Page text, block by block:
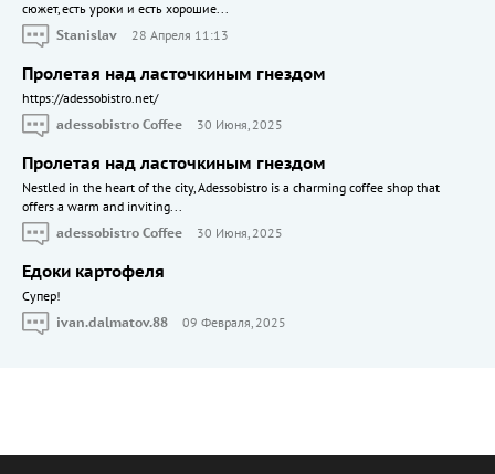
сюжет, есть уроки и есть хорошие...
Stanislav
28 Апреля 11:13
Пролетая над ласточкиным гнездом
https://adessobistro.net/
adessobistro Coffee
30 Июня, 2025
Пролетая над ласточкиным гнездом
Nestled in the heart of the city, Adessobistro is a charming coffee shop that
offers a warm and inviting...
adessobistro Coffee
30 Июня, 2025
Едоки картофеля
Cупер!
ivan.dalmatov.88
09 Февраля, 2025